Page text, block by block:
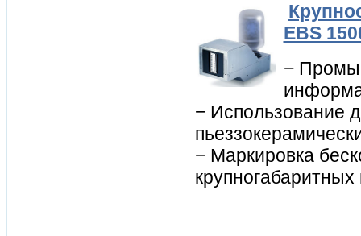
EBS
−
− Использование
− Маркировка
крупногабаритных